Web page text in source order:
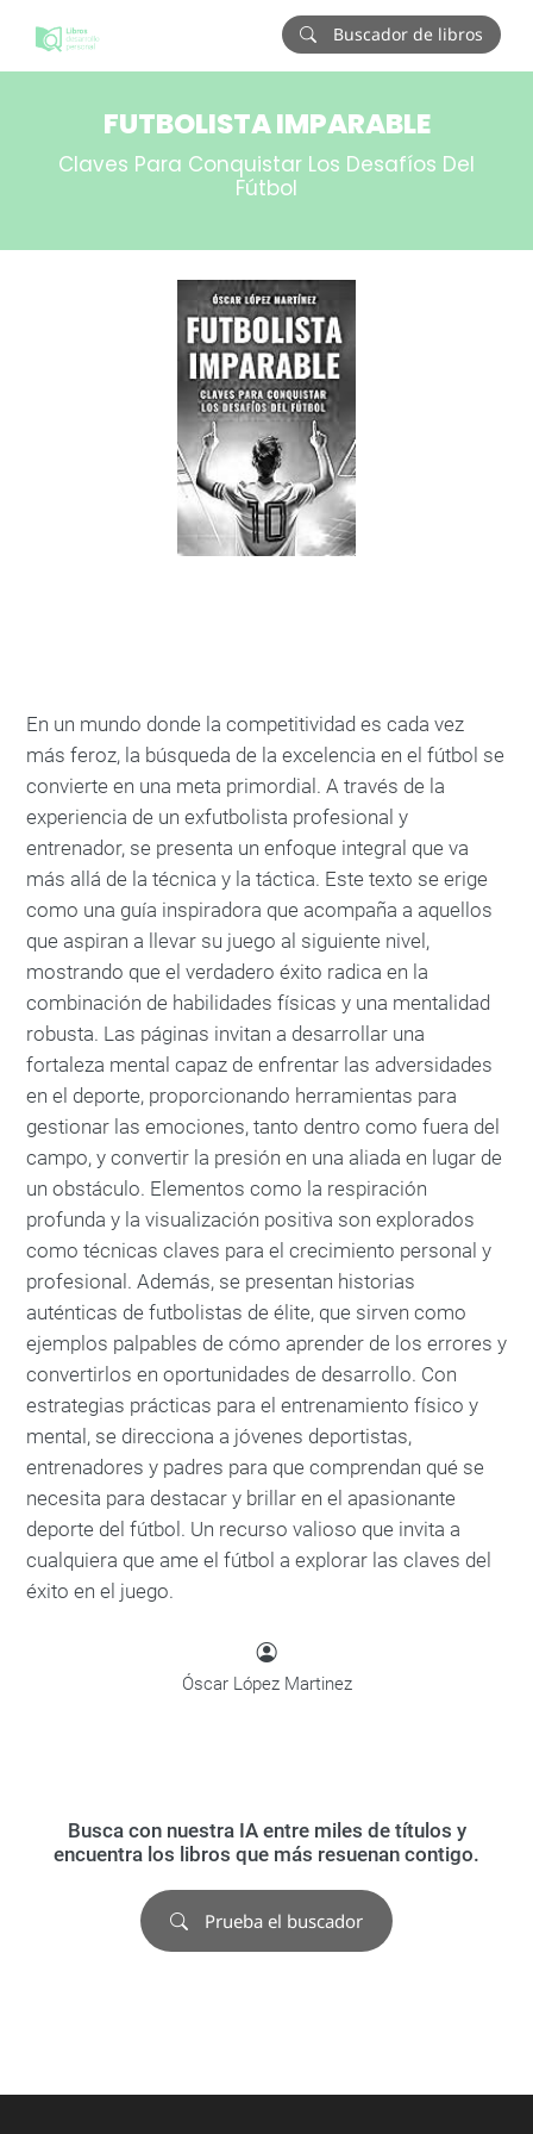
Buscador de libros
FUTBOLISTA IMPARABLE
Claves Para Conquistar Los Desafíos Del
Fútbol
En un mundo donde la competitividad es cada vez
más feroz, la búsqueda de la excelencia en el fútbol se
convierte en una meta primordial. A través de la
experiencia de un exfutbolista profesional y
entrenador, se presenta un enfoque integral que va
más allá de la técnica y la táctica. Este texto se erige
como una guía inspiradora que acompaña a aquellos
que aspiran a llevar su juego al siguiente nivel,
mostrando que el verdadero éxito radica en la
combinación de habilidades físicas y una mentalidad
robusta. Las páginas invitan a desarrollar una
fortaleza mental capaz de enfrentar las adversidades
en el deporte, proporcionando herramientas para
gestionar las emociones, tanto dentro como fuera del
campo, y convertir la presión en una aliada en lugar de
un obstáculo. Elementos como la respiración
profunda y la visualización positiva son explorados
como técnicas claves para el crecimiento personal y
profesional. Además, se presentan historias
auténticas de futbolistas de élite, que sirven como
ejemplos palpables de cómo aprender de los errores y
convertirlos en oportunidades de desarrollo. Con
estrategias prácticas para el entrenamiento físico y
mental, se direcciona a jóvenes deportistas,
entrenadores y padres para que comprendan qué se
necesita para destacar y brillar en el apasionante
deporte del fútbol. Un recurso valioso que invita a
cualquiera que ame el fútbol a explorar las claves del
éxito en el juego.
Óscar López Martinez
Busca con nuestra IA entre miles de títulos y
encuentra los libros que más resuenan contigo.
Prueba el buscador